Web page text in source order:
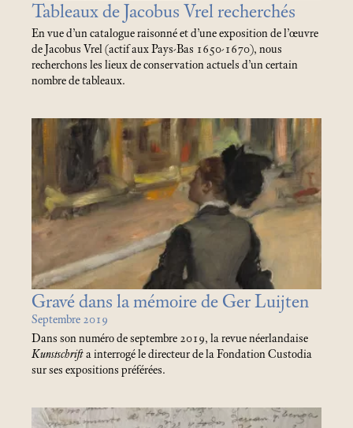
Tableaux de Jacobus Vrel recherchés
En vue d’un catalogue raisonné et d’une exposition de l’œuvre
de Jacobus Vrel (actif aux Pays-Bas 1650-1670), nous
recherchons les lieux de conservation actuels d’un certain
nombre de tableaux.
Gravé dans la mémoire de Ger Luijten
Septembre 2019
Dans son numéro de septembre 2019, la revue néerlandaise
Kunstschrifta interrogé le directeur de la Fondation Custodia
sur ses expositions préférées.